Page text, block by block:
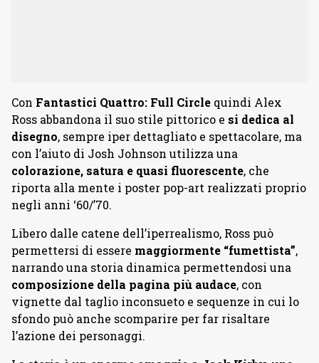
Con Fantastici Quattro: Full Circle quindi Alex
Ross abbandona il suo stile pittorico e si dedica al
disegno, sempre iper dettagliato e spettacolare, ma
con l’aiuto di Josh Johnson utilizza una
colorazione, satura e quasi fluorescente, che
riporta alla mente i poster pop-art realizzati proprio
negli anni ‘60/’70.
Libero dalle catene dell’iperrealismo, Ross può
permettersi di essere maggiormente “fumettista”,
narrando una storia dinamica permettendosi una
composizione della pagina più audace, con
vignette dal taglio inconsueto e sequenze in cui lo
sfondo può anche scomparire per far risaltare
l’azione dei personaggi.